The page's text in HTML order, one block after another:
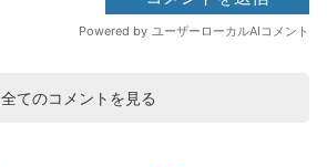
全てのコメントを見る